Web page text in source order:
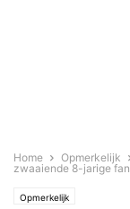
Home Opmerkelijk
zwaaiende 8-jarige fan
Opmerkelijk